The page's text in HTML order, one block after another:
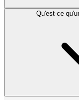
Qu'est-ce